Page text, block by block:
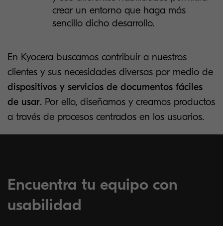
crear un entorno que haga más
sencillo dicho desarrollo.
En Kyocera buscamos contribuir a nuestros
clientes y sus necesidades diversas por medio de
dispositivos y servicios de documentos fáciles
de usar. Por ello, diseñamos y creamos productos
a través de procesos centrados en los usuarios.
Encuentra tu equipo con
usabilidad